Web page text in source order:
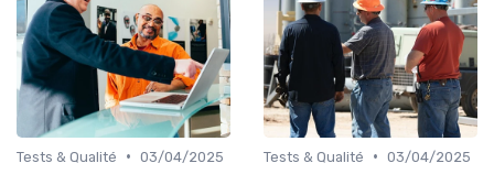
Tests & Qualité • 03/04/2025
Tests & Qualité • 03/04/2025